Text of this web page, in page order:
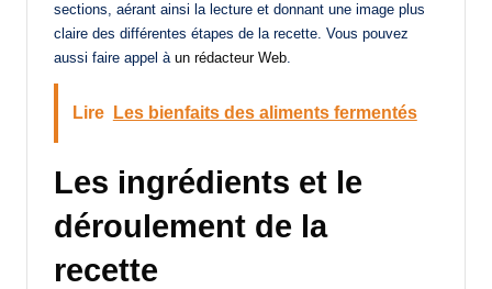
sections, aérant ainsi la lecture et donnant une image plus
claire des différentes étapes de la recette. Vous pouvez
aussi faire appel à un rédacteur Web.
Lire Les bienfaits des aliments fermentés
Les ingrédients et le
déroulement de la
recette